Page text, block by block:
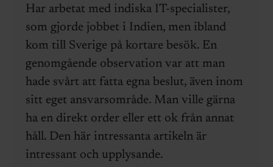
Har arbetat med indiska IT-specialister,
som gjorde jobbet i Indien, men ibland
kom till Sverige på kortare besök. En
genomgående observation var att man
hade svårt att fatta egna beslut, även inom
sitt eget ansvarsområde. Man ville gärna
ha en direkt order eller ett ok från annat
håll. Den här intressanta artikeln är
intressant och upplysande.